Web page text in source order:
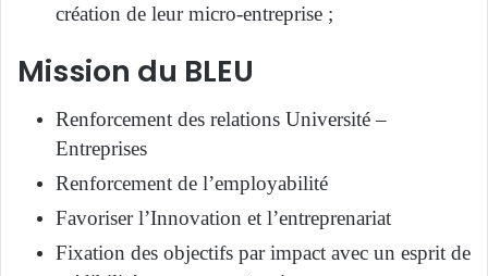
création de leur micro-entreprise ;
Mission du BLEU
Renforcement des relations Université –
Entreprises
Renforcement de l’employabilité
Favoriser l’Innovation et l’entreprenariat
Fixation des objectifs par impact avec un esprit de